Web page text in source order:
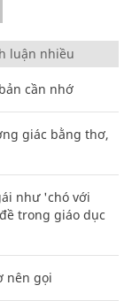
luận nhiều
cần nhớ
giác bằng thơ,
như 'chó với
trong giáo dục
nên gọi